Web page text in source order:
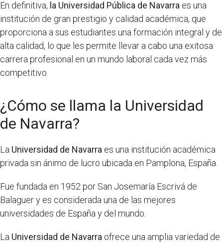
En definitiva, la Universidad Pública de Navarra es una
institución de gran prestigio y calidad académica, que
proporciona a sus estudiantes una formación integral y de
alta calidad, lo que les permite llevar a cabo una exitosa
carrera profesional en un mundo laboral cada vez más
competitivo.
¿Cómo se llama la Universidad
de Navarra?
La Universidad de Navarra es una institución académica
privada sin ánimo de lucro ubicada en Pamplona, España.
Fue fundada en 1952 por San Josemaría Escrivá de
Balaguer y es considerada una de las mejores
universidades de España y del mundo.
La Universidad de Navarra ofrece una amplia variedad de